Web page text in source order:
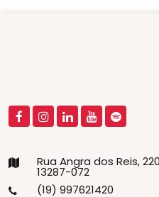
Rua Angra dos Reis,
13287-072
(19) 997621420